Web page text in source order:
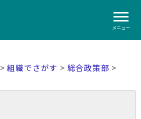
メニュー
>組織でさがす > 総合政策部 >